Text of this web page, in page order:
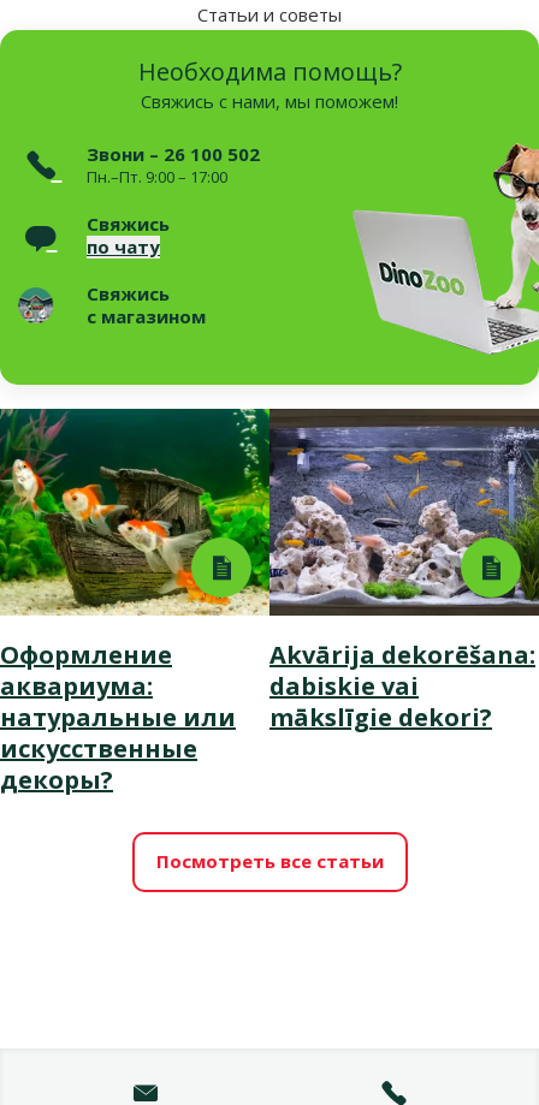
Статьи и советы
Необходима помощь?
Свяжись с нами, мы поможем!
Звони – 26 100 502
Пн.–Пт. 9:00 – 17:00
Свяжись
по чату
Свяжись
с магазином
Оформление
аквариума:
натуральные или
искусственные
декоры?
Akvārija dekorēšana:
dabiskie vai
mākslīgie dekori?
Посмотреть все статьи